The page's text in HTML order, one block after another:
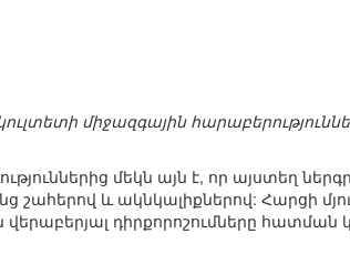
միջազգային
մեկն այն է, որ այստեղ
շահերով և ակնկալիքներով: Հարցի
դիրքորոշումները հատման